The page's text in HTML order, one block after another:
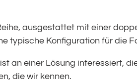
ausgestattet mit einer
typische Konfiguration für die
an einer Lösung interessiert,
die wir kennen.